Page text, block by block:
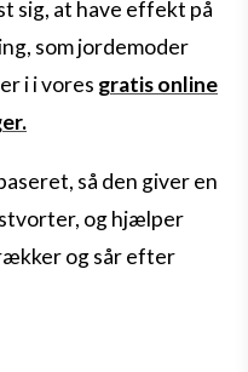
sig, at have effekt på
som jordemoder
i i vores gratis online
så den giver en
og hjælper
og sår efter